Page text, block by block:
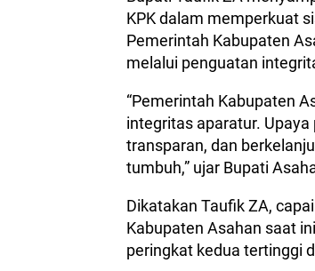
KPK dalam memperkuat
Pemerintah Kabupaten
melalui penguatan
“Pemerintah Kabupaten
integritas aparatur.
transparan, dan
tumbuh,” ujar Bupati
Dikatakan Taufik ZA,
Kabupaten Asahan saat
peringkat kedua tertinggi